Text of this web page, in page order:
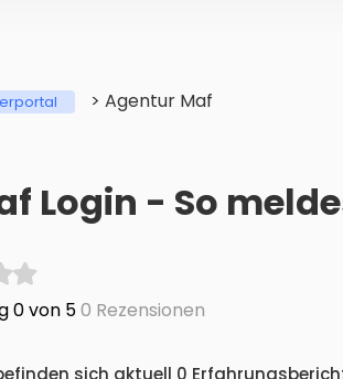
> Agentur Maf
Login - So
0 von 50 Rezensionen
sich aktuell 0